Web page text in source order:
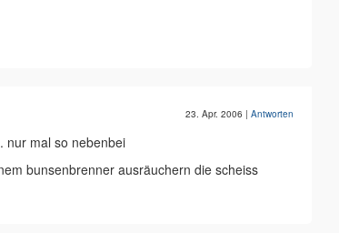
23. Apr. 2006 | Antworten
nur mal so nebenbei
bunsenbrenner ausräuchern die scheiss